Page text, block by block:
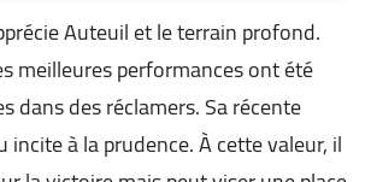
Auteuil et le terrain profond.
meilleures performances ont été
dans des réclamers. Sa récente
incite à la prudence. À cette valeur, il